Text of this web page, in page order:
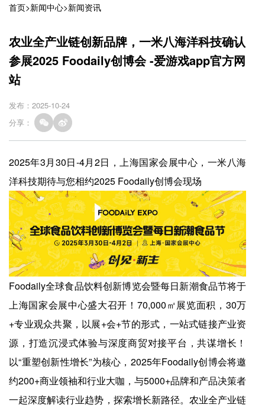
首页>新闻中心>新闻资讯
农业全产业链创新品牌，一米八海洋科技确认
参展2025 Foodaily创博会 -爱游戏app官方网
站
发布：2025-10-24
分享：
2025年3月30日-4月2日，上海国家会展中心，一米八海
洋科技期待与您相约2025 Foodaily创博会现场
Foodaily全球食品饮料创新博览会暨每日新潮食品节将于
上海国家会展中心盛大召开！70,000㎡展览面积，30万
+专业观众共聚，以展+会+节的形式，一站式链接产业资
源，打造沉浸式体验与深度商贸对接平台，共谋增长！
以“重塑创新性增长”为核心，2025年Foodaily创博会将邀
约200+商业领袖和行业大咖，与5000+品牌和产品决策者
一起深度解读行业趋势，探索增长新路径。农业全产业链